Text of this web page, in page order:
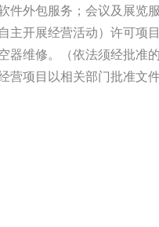
件外包服务；会议及展览
主开展经营活动）许可项
器维修。（依法须经批准
营项目以相关部门批准文